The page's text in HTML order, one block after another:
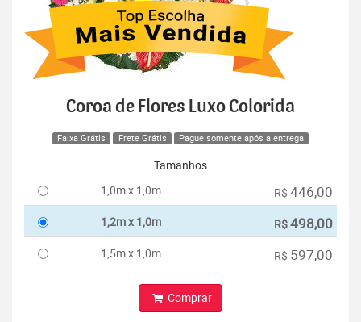
Coroa de Flores Luxo Colorida
Faixa Grátis Frete Grátis Pague somente após a entrega
Tamanhos
1,0m x 1,0m
R$ 446,00
1,2m x 1,0m R$498,00
1,5m x 1,0m R$ 597,00
Comprar